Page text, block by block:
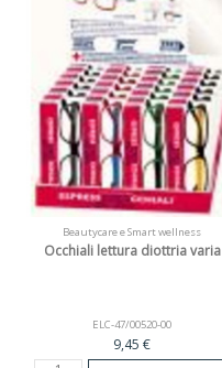
Beautycare e Smart wellness
Occhiali lettura diottria varia
ELC-47/00520-00
9,45 €